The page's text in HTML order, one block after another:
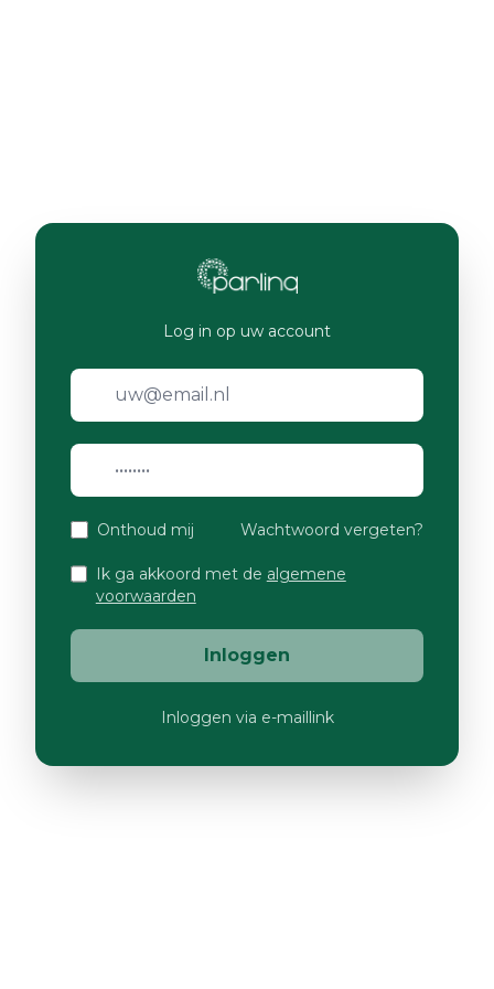
Log in op uw account
Onthoud mij Wachtwoord vergeten?
Ik ga akkoord met de algemene
voorwaarden
Inloggen
Inloggen via e-maillink